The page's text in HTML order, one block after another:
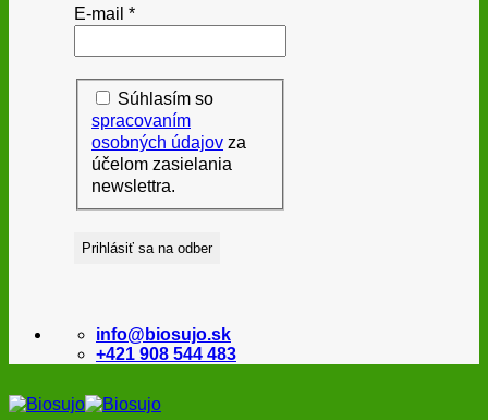
E-mail *
Súhlasím so
spracovaním
osobných údajov za
účelom zasielania
newslettra.
info@biosujo.sk
+421 908 544 483